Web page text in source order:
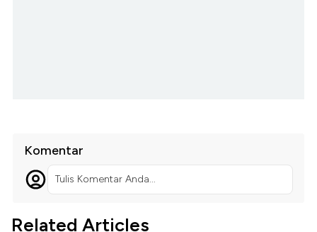
Komentar
Tulis Komentar Anda...
Related Articles